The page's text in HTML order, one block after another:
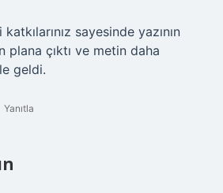
sayesinde yazının
plana çıktı ve metin daha
geldi.
Yanıtla